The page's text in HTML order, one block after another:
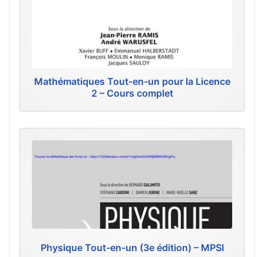
Mathématiques Tout-en-un pour la Licence
2 – Cours complet
Physique Tout-en-un (3e édition) – MPSI